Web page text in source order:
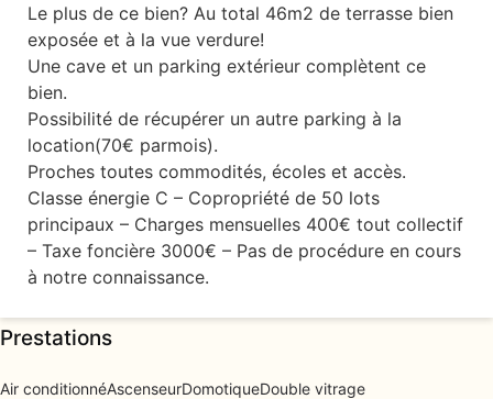
Le plus de ce bien? Au total 46m2 de terrasse bien
exposée et à la vue verdure!
Une cave et un parking extérieur complètent ce
bien.
Possibilité de récupérer un autre parking à la
location(70€ parmois).
Proches toutes commodités, écoles et accès.
Classe énergie C – Copropriété de 50 lots
principaux – Charges mensuelles 400€ tout collectif
– Taxe foncière 3000€ – Pas de procédure en cours
à notre connaissance.
Prestations
Air conditionnéAscenseurDomotiqueDouble vitrage